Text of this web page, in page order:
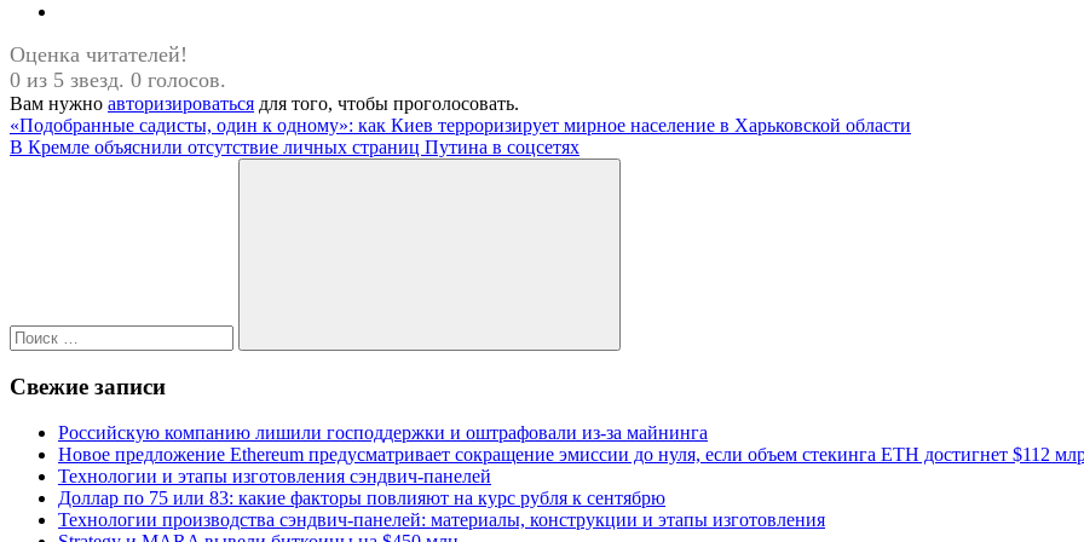
Оценка читателей!
0 из 5 звезд. 0 голосов.
Вам нужно авторизироваться для того, чтобы проголосовать.
Навигация
по
Предыдущая
запись:
«Подобранные садисты, один к одному»: как Киев терроризирует мирное население в Харьковской области
Следующая
В Кремле объяснили отсутствие личных страниц Путина в соцсетях
Поиск
Свежие записи
Российскую компанию лишили господдержки и оштрафовали из-за майнинга
Новое предложение Ethereum предусматривает сокращение эмиссии до нуля, если объем стекинга ETH достигнет $112
Технологии и этапы изготовления сэндвич-панелей
Доллар по 75 или 83: какие факторы повлияют на курс рубля к сентябрю
Технологии производства сэндвич-панелей: материалы, конструкции и этапы изготовления